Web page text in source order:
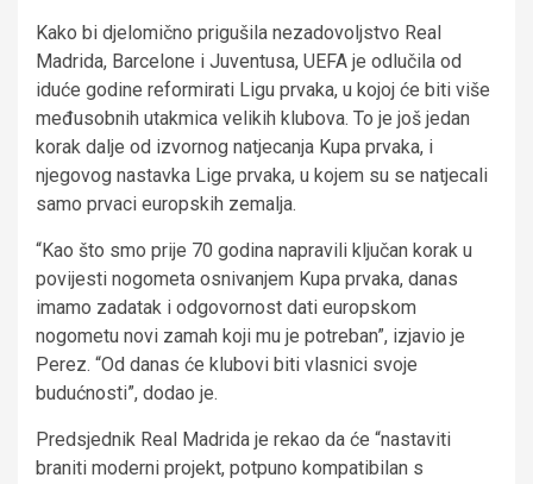
Kako bi djelomično prigušila nezadovoljstvo Real
Madrida, Barcelone i Juventusa, UEFA je odlučila od
iduće godine reformirati Ligu prvaka, u kojoj će biti više
međusobnih utakmica velikih klubova. To je još jedan
korak dalje od izvornog natjecanja Kupa prvaka, i
njegovog nastavka Lige prvaka, u kojem su se natjecali
samo prvaci europskih zemalja.
“Kao što smo prije 70 godina napravili ključan korak u
povijesti nogometa osnivanjem Kupa prvaka, danas
imamo zadatak i odgovornost dati europskom
nogometu novi zamah koji mu je potreban”, izjavio je
Perez. “Od danas će klubovi biti vlasnici svoje
budućnosti”, dodao je.
Predsjednik Real Madrida je rekao da će “nastaviti
braniti moderni projekt, potpuno kompatibilan s